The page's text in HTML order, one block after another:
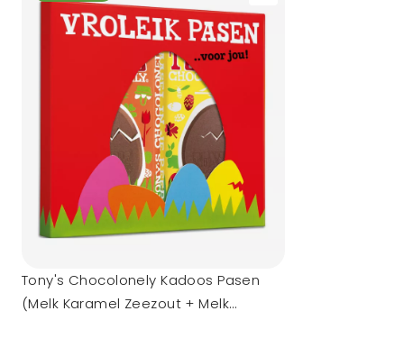
Tony's Chocolonely Kadoos Pasen
(Melk Karamel Zeezout + Melk